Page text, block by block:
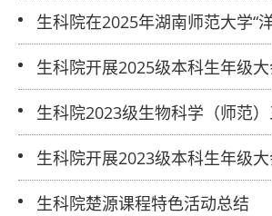
书”阅读推广活动中斩获多项荣誉
生科院在2025年湖南师范大学“洋
第37届“未来教育家”竞赛中荣获佳
生科院开展2025级本科生年级大
期末考试动员大会
生科院2023级生物科学（师范）
获湖南师范大学2024—2025年度 “
班集体”荣誉
生科院开展2023级本科生年级大
期末考试动员大会
生科院楚源课程特色活动总结